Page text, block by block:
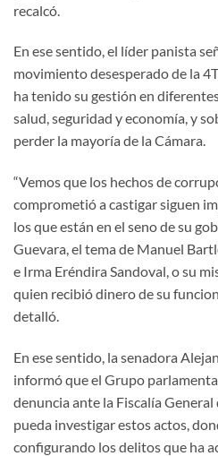
recalcó.
En ese sentido, el líder panista
movimiento desesperado de la
ha tenido su gestión en
salud, seguridad y economía, y
perder la mayoría de la Cámara.
“Vemos que los hechos de
comprometió a castigar siguen
los que están en el seno de su
Guevara, el tema de Manuel
e Irma Eréndira Sandoval, o su
quien recibió dinero de su
detalló.
En ese sentido, la senadora
informó que el Grupo
denuncia ante la Fiscalía General
pueda investigar estos actos,
configurando los delitos que ha